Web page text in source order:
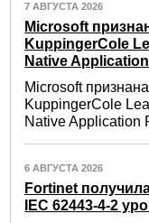
7 АВГУСТА 2026
Microsoft
KuppingerCole
Native
Microsoft
KuppingerCole
Native Application
6 АВГУСТА 2026
Fortinet
IEC 62443-4-2